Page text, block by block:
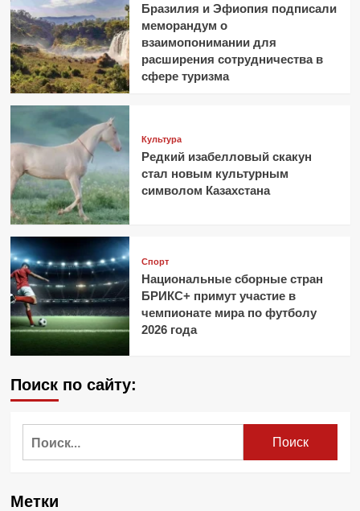
Бразилия и Эфиопия подписали
меморандум о
взаимопонимании для
расширения сотрудничества в
сфере туризма
Культура
Редкий изабелловый скакун
стал новым культурным
символом Казахстана
Спорт
Национальные сборные стран
БРИКС+ примут участие в
чемпионате мира по футболу
2026 года
Поиск по сайту:
Метки